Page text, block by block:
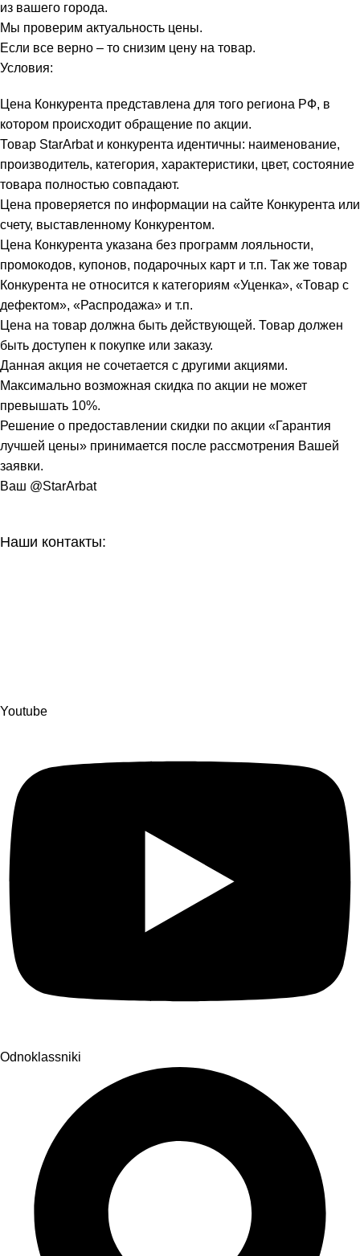
из вашего города.
Мы проверим актуальность цены.
Если все верно – то снизим цену на товар.
Условия:
Цена Конкурента представлена для того региона РФ, в
котором происходит обращение по акции.
Товар StarArbat и конкурента идентичны: наименование,
производитель, категория, характеристики, цвет, состояние
товара полностью совпадают.
Цена проверяется по информации на сайте Конкурента или
счету, выставленному Конкурентом.
Цена Конкурента указана без программ лояльности,
промокодов, купонов, подарочных карт и т.п. Так же товар
Конкурента не относится к категориям «Уценка», «Товар с
дефектом», «Распродажа» и т.п.
Цена на товар должна быть действующей. Товар должен
быть доступен к покупке или заказу.
Данная акция не сочетается с другими акциями.
Максимально возможная скидка по акции не может
превышать 10%.
Решение о предоставлении скидки по акции «Гарантия
лучшей цены» принимается после рассмотрения Вашей
заявки.
Ваш @StarArbat
Наши контакты:
Youtube
Odnoklassniki